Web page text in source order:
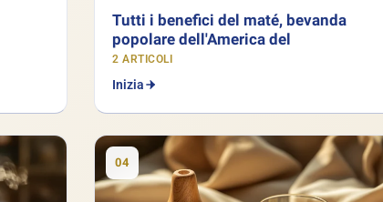
Tutti i benefici del maté, bevanda
popolare dell'America del
2 ARTICOLI
Inizia
04